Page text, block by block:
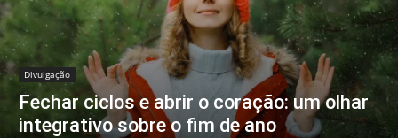
Divulgação
Fechar ciclos e abrir o coração: um olhar
integrativo sobre o fim de ano